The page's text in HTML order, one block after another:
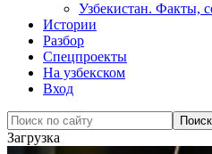
Узбекистан. Факты,
Истории
Разбор
Спецпроекты
На узбекском
Вход
Загрузка